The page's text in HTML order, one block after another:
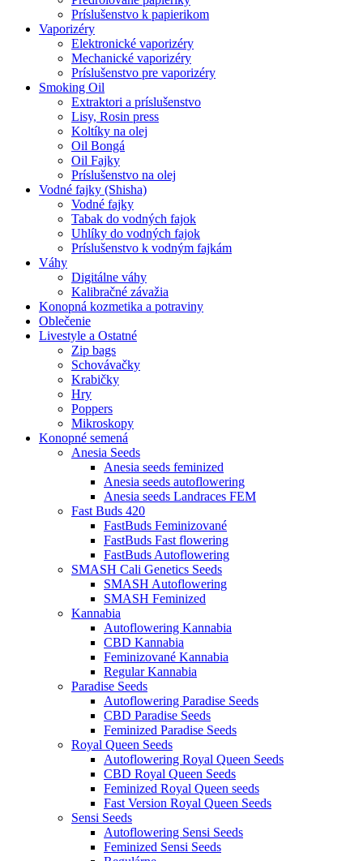
Príslušenstvo k papierikom
Vaporizéry
Elektronické vaporizéry
Mechanické vaporizéry
Príslušenstvo pre vaporizéry
Smoking Oil
Extraktori a príslušenstvo
Lisy, Rosin press
Koltíky na olej
Oil Bongá
Oil Fajky
Príslušenstvo na olej
Vodné fajky (Shisha)
Vodné fajky
Tabak do vodných fajok
Uhlíky do vodných fajok
Príslušenstvo k vodným fajkám
Váhy
Digitálne váhy
Kalibračné závažia
Konopná kozmetika a potraviny
Oblečenie
Livestyle a Ostatné
Zip bags
Schovávačky
Krabičky
Hry
Poppers
Mikroskopy
Konopné semená
Anesia Seeds
Anesia seeds feminized
Anesia seeds autoflowering
Anesia seeds Landraces FEM
Fast Buds 420
FastBuds Feminizované
FastBuds Fast flowering
FastBuds Autoflowering
SMASH Cali Genetics Seeds
SMASH Autoflowering
SMASH Feminized
Kannabia
Autoflowering Kannabia
CBD Kannabia
Feminizované Kannabia
Regular Kannabia
Paradise Seeds
Autoflowering Paradise Seeds
CBD Paradise Seeds
Feminized Paradise Seeds
Royal Queen Seeds
Autoflowering Royal Queen Seeds
CBD Royal Queen Seeds
Feminized Royal Queen seeds
Fast Version Royal Queen Seeds
Sensi Seeds
Autoflowering Sensi Seeds
Feminized Sensi Seeds